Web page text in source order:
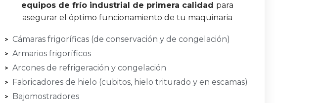
equipos de frío industrial de primera calidad para
asegurar el óptimo funcionamiento de tu maquinaria
Cámaras frigoríficas (de conservación y de congelación)
Armarios frigoríficos
Arcones de refrigeración y congelación
Fabricadores de hielo (cubitos, hielo triturado y en escamas)
Bajomostradores